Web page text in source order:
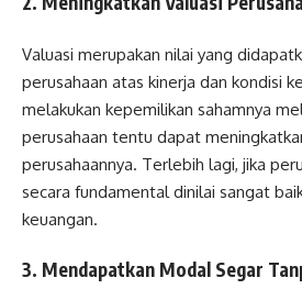
Valuasi merupakan nilai yang
perusahaan atas kinerja dan kondisi
melakukan kepemilikan sahamnya
perusahaan tentu dapat
perusahaannya. Terlebih lagi, jika
secara fundamental dinilai sangat
keuangan.
3. Mendapatkan Modal Segar